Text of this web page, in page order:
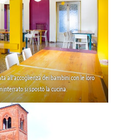
all’accoglienza dei bambini con le loro
si spostò la cucina.